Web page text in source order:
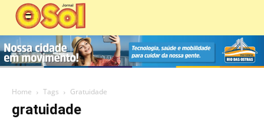
Home Tags Gratuidade
gratuidade